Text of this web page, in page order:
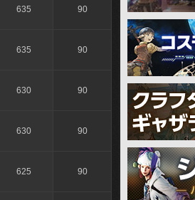
635 90
635 90
630 90
630 90
625 90